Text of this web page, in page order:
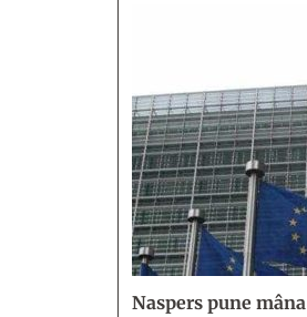
Naspers pune